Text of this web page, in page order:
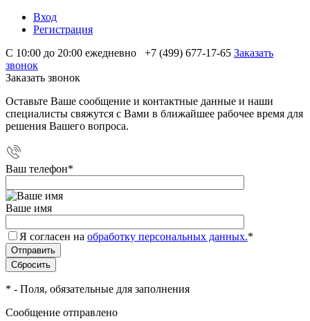
Вход
Регистрация
С 10:00 до 20:00 ежедневно
+7 (499) 677-17-65 Заказать
звонок
Заказать звонок
Оставьте Ваше сообщение и контактные данные и наши
специалисты свяжутся с Вами в ближайшее рабочее время для
решения Вашего вопроса.
Ваш телефон*
Ваше имя
Я согласен на обработку персональных данных.*
* - Поля, обязательные для заполнения
Сообщение отправлено